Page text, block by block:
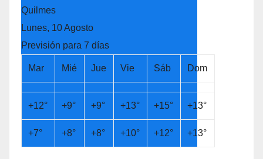
Quilmes
Lunes, 10 Agosto
Previsión para 7 días
Mar Mié Jue Vie Sáb Dom
+12° +9° +9° +13° +15° +13°
+7° +8° +8° +10° +12° +13°